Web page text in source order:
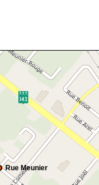
Rue Meunier